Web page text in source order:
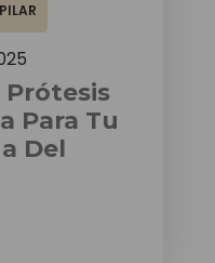
Prótesis
Para Tu
Del